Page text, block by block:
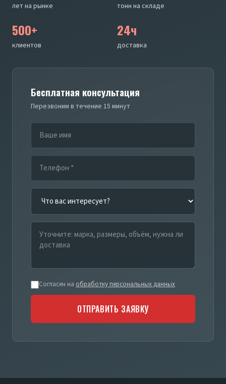
лет на рынке тонн на складе
500+
клиентов
24ч
доставка
Бесплатная консультация
Перезвоним в течение 15 минут
Согласен на обработку персональных данных
ОТПРАВИТЬ ЗАЯВКУ